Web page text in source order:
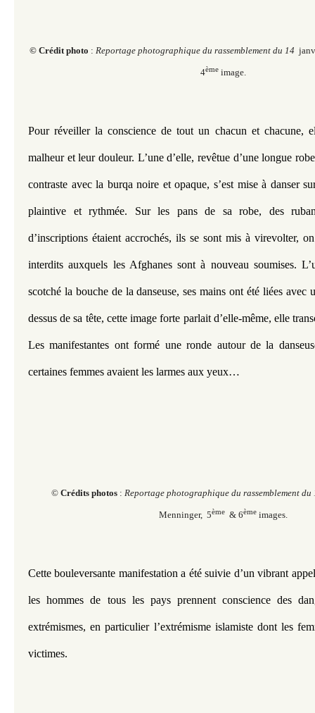
© Crédit photo : Reportage photographique du rassemblement du 14
4ème image.
Pour réveiller la conscience de tout un chacun et chacune,
malheur et leur douleur. L’une d’elle, revêtue d’une longue
contraste avec la burqa noire et opaque, s’est mise à danser
plaintive et rythmée. Sur les pans de sa robe, des
d’inscriptions étaient accrochés, ils se sont mis à virevolter,
interdits auxquels les Afghanes sont à nouveau soumises.
scotché la bouche de la danseuse, ses mains ont été liées avec
dessus de sa tête, cette image forte parlait d’elle-même, elle
Les manifestantes ont formé une ronde autour de la
certaines femmes avaient les larmes aux yeux…
© Crédits photos: Reportage photographique du rassemblement du
Menninger, 5ème & 6ème images.
Cette bouleversante manifestation a été suivie d’un vibrant
les hommes de tous les pays prennent conscience des
extrémismes, en particulier l’extrémisme islamiste dont les
victimes.